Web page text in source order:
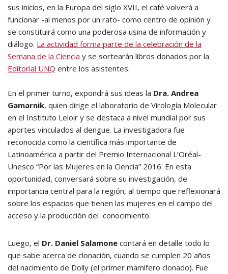
sus inicios, en la Europa del siglo XVII, el café volverá a
funcionar -al menos por un rato- como centro de opinión y
se constituirá como una poderosa usina de información y
diálogo. La actividad forma parte de la celebración de la
Semana de la Ciencia y se sortearán libros donados por la
Editorial UNQ entre los asistentes.
En el primer turno, expondrá sus ideas la Dra. Andrea
Gamarnik, quien dirige el laboratorio de Virología Molecular
en el Instituto Leloir y se destaca a nivel mundial por sus
aportes vinculados al dengue. La investigadora fue
reconocida como la científica más importante de
Latinoamérica a partir del Premio Internacional L’Oréal-
Unesco “Por las Mujeres en la Ciencia” 2016. En esta
oportunidad, conversará sobre su investigación, de
importancia central para la región, al tiempo que reflexionará
sobre los espacios que tienen las mujeres en el campo del
acceso y la producción del conocimiento.
Luego, el Dr. Daniel Salamone contará en detalle todo lo
que sabe acerca de clonación, cuando se cumplen 20 años
del nacimiento de Dolly (el primer mamífero clonado). Fue